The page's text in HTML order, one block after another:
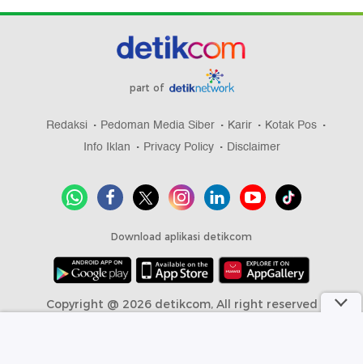
part of
Redaksi Pedoman Media Siber Karir
Kotak Pos
Info Iklan
Privacy Policy Disclaimer
Download aplikasi detikcom
Copyright @ 2026 detikcom, All right reserved